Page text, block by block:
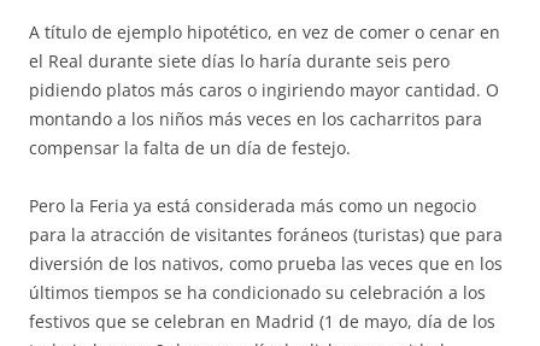
A título de ejemplo hipotético, en vez de comer o cenar en
el Real durante siete días lo haría durante seis pero
pidiendo platos más caros o ingiriendo mayor cantidad. O
montando a los niños más veces en los cacharritos para
compensar la falta de un día de festejo.
Pero la Feria ya está considerada más como un negocio
para la atracción de visitantes foráneos (turistas) que para
diversión de los nativos, como prueba las veces que en los
últimos tiempos se ha condicionado su celebración a los
festivos que se celebran en Madrid (1 de mayo, día de los